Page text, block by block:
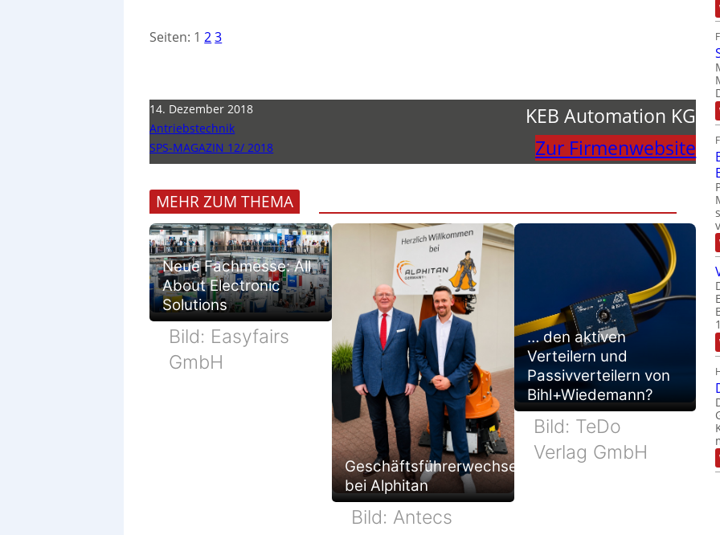
Seiten: 1 23
14. Dezember 2018
Antriebstechnik
SPS-MAGAZIN 12/ 2018
KEB Automation KG
Zur Firmenwebsite
MEHR ZUM THEMA
Neue Fachmesse: All
About Electronic
Solutions
Bild: Easyfairs
GmbH
Geschäftsführerwechsel
bei Alphitan
Bild: Antecs
… den aktiven
Verteilern und
Passivverteilern von
Bihl+Wiedemann?
Bild: TeDo
Verlag GmbH